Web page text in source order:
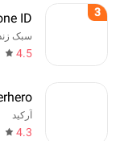
3
سبک
4.5
آرکید
4.3